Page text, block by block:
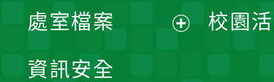
單
處室檔案
資訊安全
校園